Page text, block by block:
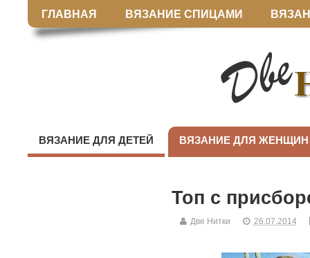
ГЛАВНАЯ ВЯЗАНИЕ СПИЦАМИ
ВЯЗАНИЕ ДЛЯ ДЕТЕЙ ВЯЗАНИЕ ДЛЯ ЖЕНЩИН
Топ с
Две Нитки 26.07.2014